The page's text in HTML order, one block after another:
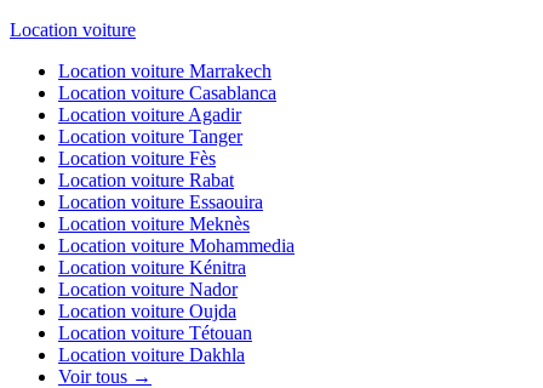
Location voiture
Location voiture Marrakech
Location voiture Casablanca
Location voiture Agadir
Location voiture Tanger
Location voiture Fès
Location voiture Rabat
Location voiture Essaouira
Location voiture Meknès
Location voiture Mohammedia
Location voiture Kénitra
Location voiture Nador
Location voiture Oujda
Location voiture Tétouan
Location voiture Dakhla
Voir tous →